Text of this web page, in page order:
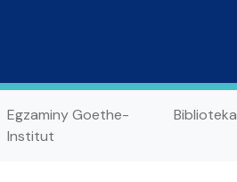
Egzaminy Goethe-
Institut
Biblioteka